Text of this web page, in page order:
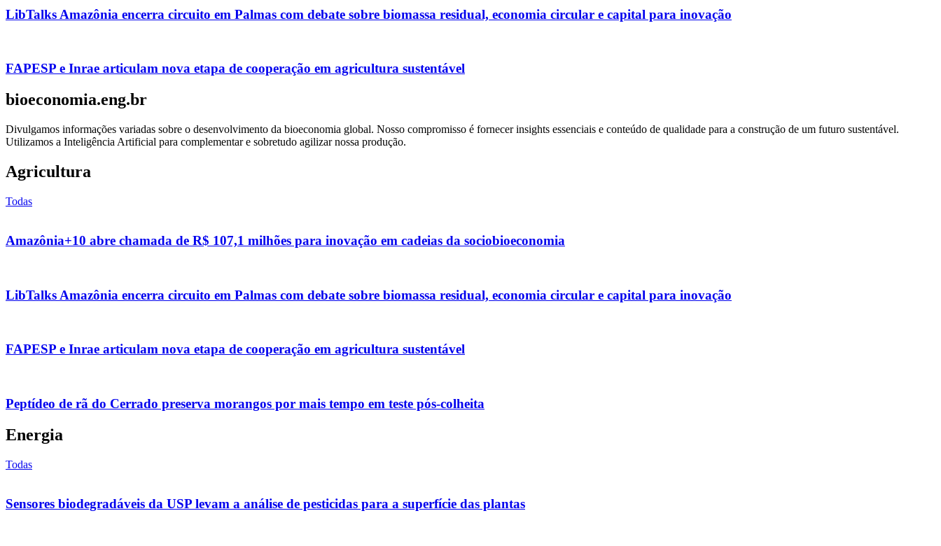
LibTalks Amazônia encerra circuito em Palmas com debate sobre biomassa residual, economia circular e capital para inovação
FAPESP e Inrae articulam nova etapa de cooperação em agricultura sustentável
bioeconomia.eng.br
Divulgamos informações variadas sobre o desenvolvimento da bioeconomia global. Nosso compromisso é fornecer insights essenciais e conteúdo de qualidade para a construção de um futuro sustentável.
Utilizamos a Inteligência Artificial para complementar e sobretudo agilizar nossa produção.
Agricultura
Todas
Amazônia+10 abre chamada de R$ 107,1 milhões para inovação em cadeias da sociobioeconomia
LibTalks Amazônia encerra circuito em Palmas com debate sobre biomassa residual, economia circular e capital para inovação
FAPESP e Inrae articulam nova etapa de cooperação em agricultura sustentável
Peptídeo de rã do Cerrado preserva morangos por mais tempo em teste pós-colheita
Energia
Todas
Sensores biodegradáveis da USP levam a análise de pesticidas para a superfície das plantas